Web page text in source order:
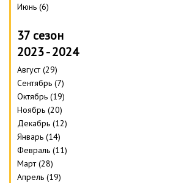
Июнь (6)
37 сезон
2023 - 2024
Август (29)
Сентябрь (7)
Октябрь (19)
Ноябрь (20)
Декабрь (12)
Январь (14)
Февраль (11)
Март (28)
Апрель (19)